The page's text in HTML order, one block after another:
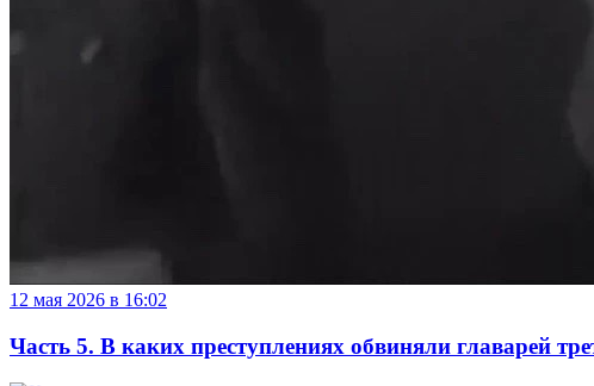
12 мая 2026 в 16:02
Часть 5. В каких преступлениях обвиняли главарей